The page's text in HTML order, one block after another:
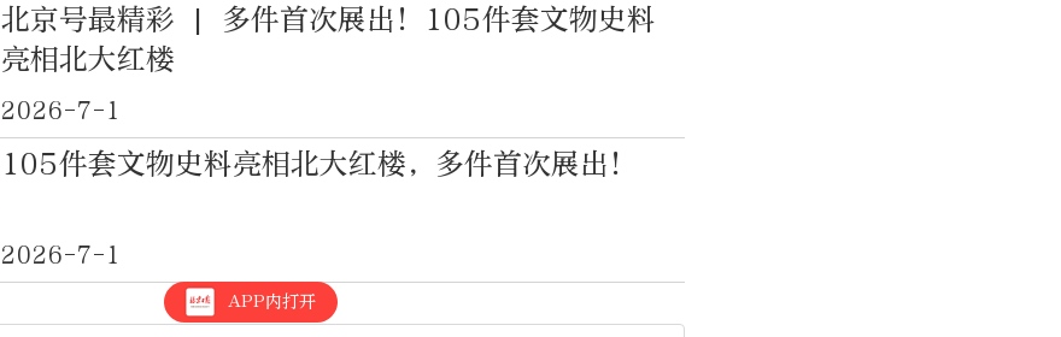
北京号最精彩 | 多件首次展出！105件套文物史料
亮相北大红楼
2026-7-1
105件套文物史料亮相北大红楼，多件首次展出！
2026-7-1
APP内打开